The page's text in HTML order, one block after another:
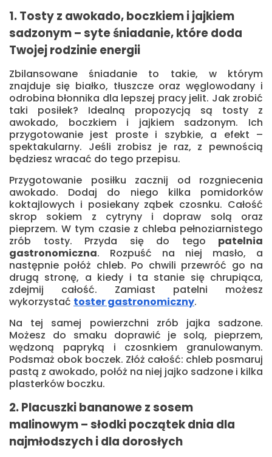
1. Tosty z awokado, boczkiem i jajkiem
sadzonym – syte śniadanie, które doda
Twojej rodzinie energii
Zbilansowane śniadanie to takie, w którym
znajduje się białko, tłuszcze oraz węglowodany i
odrobina błonnika dla lepszej pracy jelit. Jak zrobić
taki posiłek? Idealną propozycją są tosty z
awokado, boczkiem i jajkiem sadzonym. Ich
przygotowanie jest proste i szybkie, a efekt –
spektakularny. Jeśli zrobisz je raz, z pewnością
będziesz wracać do tego przepisu.
Przygotowanie posiłku zacznij od rozgniecenia
awokado. Dodaj do niego kilka pomidorków
koktajlowych i posiekany ząbek czosnku. Całość
skrop sokiem z cytryny i dopraw solą oraz
pieprzem. W tym czasie z chleba pełnoziarnistego
zrób tosty. Przyda się do tego patelnia
gastronomiczna. Rozpuść na niej masło, a
następnie połóż chleb. Po chwili przewróć go na
drugą stronę, a kiedy i ta stanie się chrupiąca,
zdejmij całość. Zamiast patelni możesz
wykorzystać toster gastronomiczny.
Na tej samej powierzchni zrób jajka sadzone.
Możesz do smaku doprawić je solą, pieprzem,
wędzoną papryką i czosnkiem granulowanym.
Podsmaż obok boczek. Złóż całość: chleb posmaruj
pastą z awokado, połóż na niej jajko sadzone i kilka
plasterków boczku.
2. Placuszki bananowe z sosem
malinowym – słodki początek dnia dla
najmłodszych i dla dorosłych